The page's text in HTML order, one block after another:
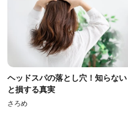
ヘッドスパの落とし穴！知らない
と損する真実
さろめ